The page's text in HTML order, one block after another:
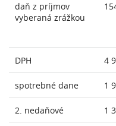
daň z príjmov
vyberaná zrážkou
DPH 4
spotrebné dane 1
2. nedaňové 1